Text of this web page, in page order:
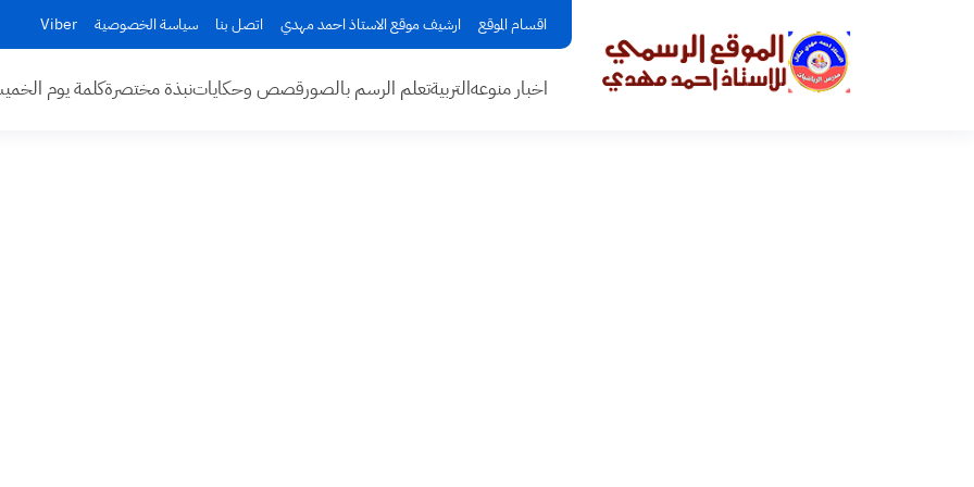
اقسام الموقع ارشيف موقع الاستاذ احمد مهدي اتصل بنا سياسة الخصوصية Viber
اخبار منوعهالتربيةتعلم الرسم بالصورقصص وحكاياتنبذة مختصرةكلمة يوم